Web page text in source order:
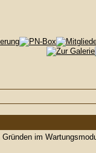
im